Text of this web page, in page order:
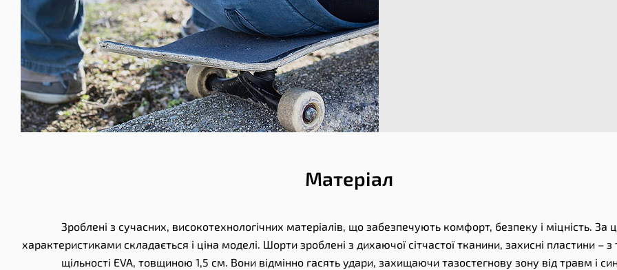
Матеріал
Зроблені з сучасних, високотехнологічних матеріалів, що забезпечують комфорт, безпеку і міцність. За
характеристиками складається і ціна моделі. Шорти зроблені з дихаючої сітчастої тканини, захисні пластини – з
щільності EVA, товщиною 1,5 см. Вони відмінно гасять удари, захищаючи тазостегнову зону від травм і